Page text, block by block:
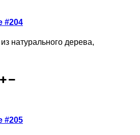
#204
натурального дерева,
#205